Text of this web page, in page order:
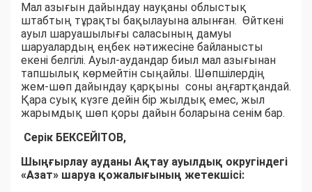
Мал азығын дайындау науқаны облыстық
штабтың тұрақты бақылауына алынған. Өйткені
ауыл шаруашылығы саласының дамуы
шаруалардың еңбек нәтижесіне байланысты
екені белгілі. Ауыл-аудандар биыл мал азығынан
тапшылық көрмейтін сыңайлы. Шөпшілердің
жем-шөп дайындау қарқыны соны аңғартқандай.
Қара суық күзге дейін бір жылдық емес, жыл
жарымдық шөп қоры дайын боларына сенім бар.
Серік БЕКСЕЙІТОВ,
Шыңғырлау ауданы Ақтау ауылдық округіндегі
«Азат» шаруа қожалығының жетекшісі: